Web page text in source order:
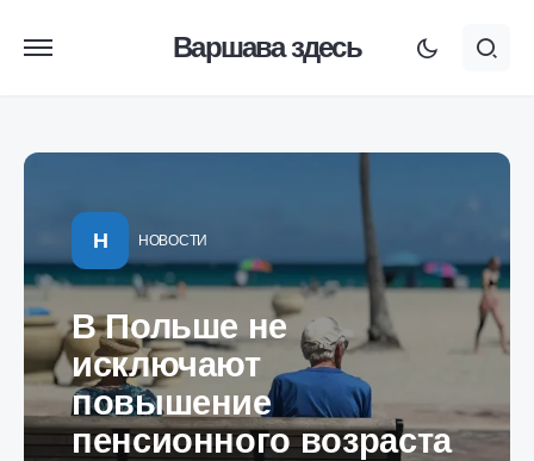
Варшава здесь
Н НОВОСТИ
В Польше не
исключают
повышение
пенсионного возраста